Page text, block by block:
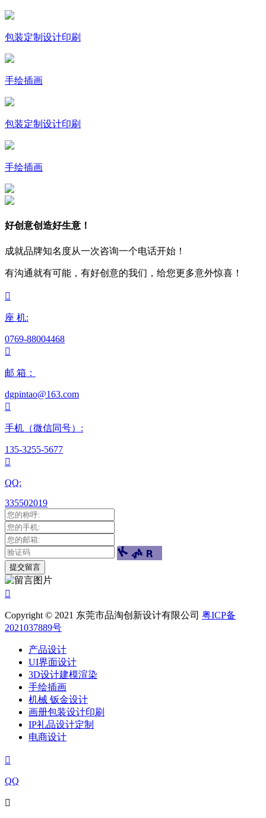
包装定制设计印刷
手绘插画
包装定制设计印刷
手绘插画
好创意创造好生意！
成就品牌知名度从一次咨询一个电话开始！
有沟通就有可能，有好创意的我们，给您更多意外惊喜！

座 机:
0769-88004468

邮 箱：
dgpintao@163.com

手机（微信同号）:
135-3255-5677

QQ:
335502019

Copyright © 2021 东莞市品淘创新设计有限公司 粤ICP备
2021037889号
产品设计
UI界面设计
3D设计建模渲染
手绘插画
机械 钣金设计
画册包装设计印刷
IP礼品设计定制
电商设计

QQ
